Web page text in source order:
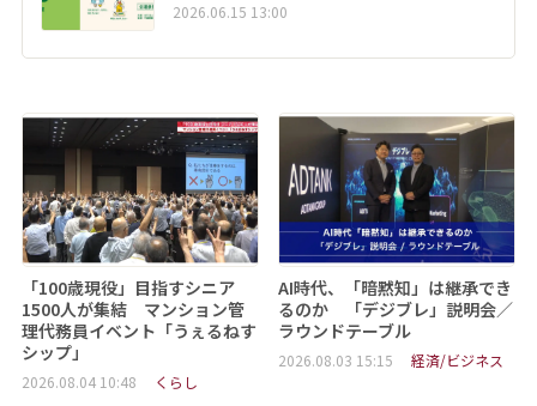
2026.06.15 13:00
「100歳現役」目指すシニア
1500人が集結 マンション管
理代務員イベント「うぇるねす
シップ」
2026.08.04 10:48 くらし
AI時代、「暗黙知」は継承でき
るのか 「デジブレ」説明会／
ラウンドテーブル
2026.08.03 15:15 経済/ビジネス